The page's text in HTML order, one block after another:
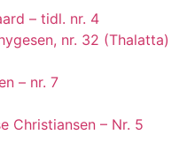
– tidl. nr. 4
nr. 32 (Thalatta)
– nr. 7
Christiansen – Nr. 5